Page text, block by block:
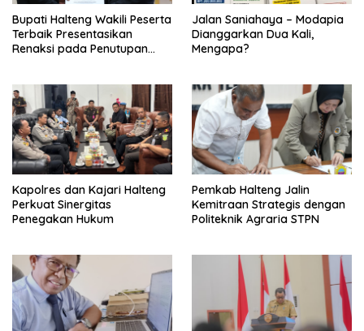
Bupati Halteng Wakili Peserta
Terbaik Presentasikan
Renaksi pada Penutupan
Jalan Saniahaya – Modapia
Dianggarkan Dua Kali,
Mengapa?
Kapolres dan Kajari Halteng
Perkuat Sinergitas
Penegakan Hukum
Pemkab Halteng Jalin
Kemitraan Strategis dengan
Politeknik Agraria STPN